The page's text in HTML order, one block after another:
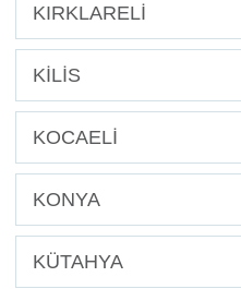
KIRKLARELİ
KİLİS
KOCAELİ
KONYA
KÜTAHYA